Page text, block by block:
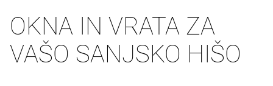
OKNA IN VRATA ZA
VAŠO SANJSKO HIŠO